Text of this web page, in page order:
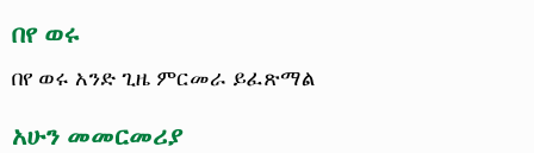
በየ ወሩ
በየ ወሩ አንድ ጊዜ ምርመራ ይፈጽማል
አሁን መመርመሪያ